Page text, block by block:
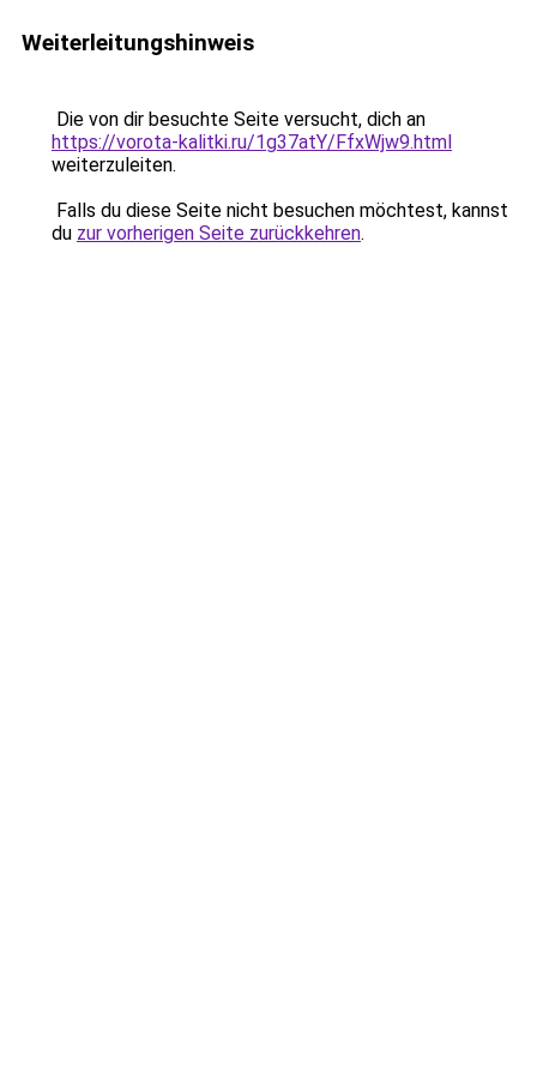
Weiterleitungshinweis
Die von dir besuchte Seite versucht, dich an
https://vorota-kalitki.ru/1g37atY/FfxWjw9.html
weiterzuleiten.
Falls du diese Seite nicht besuchen möchtest, kannst
du zur vorherigen Seite zurückkehren.